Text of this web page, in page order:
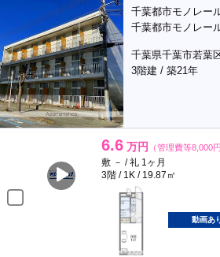
千葉都市モノレー
千葉都市モノレー
千葉県千葉市若葉
3階建 / 築21年
6.6 万円 （管理費等8,000円
敷 － / 礼 1ヶ月
3階 / 1K / 19.87㎡
動画あ